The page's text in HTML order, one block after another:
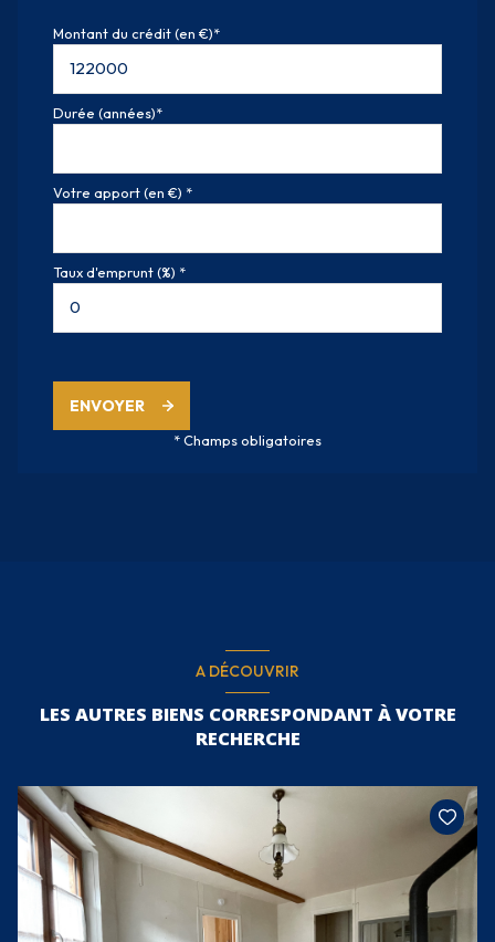
Montant du crédit (en €)*
Durée (années)*
Votre apport (en €) *
Taux d'emprunt (%) *
ENVOYER
* Champs obligatoires
A DÉCOUVRIR
LES AUTRES BIENS CORRESPONDANT À VOTRE
RECHERCHE